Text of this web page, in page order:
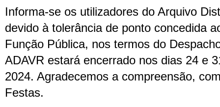
Informa-se os utilizadores do Arquivo
devido à tolerância de ponto concedida
Função Pública, nos termos do
ADAVR estará encerrado nos dias 24 e
2024. Agradecemos a compreensão,
Festas.